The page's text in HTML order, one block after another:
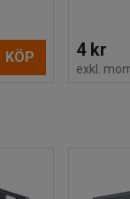
KÖP 4 kr
exkl.